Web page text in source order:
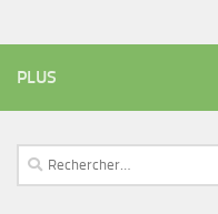
PLUS
Rechercher :